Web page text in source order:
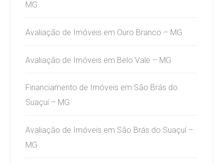
MG
Avaliação de Imóveis em Ouro Branco – MG
Avaliação de Imóveis em Belo Vale – MG
Financiamento de Imóveis em São Brás do
Suaçuí – MG
Avaliação de Imóveis em São Brás do Suaçuí –
MG